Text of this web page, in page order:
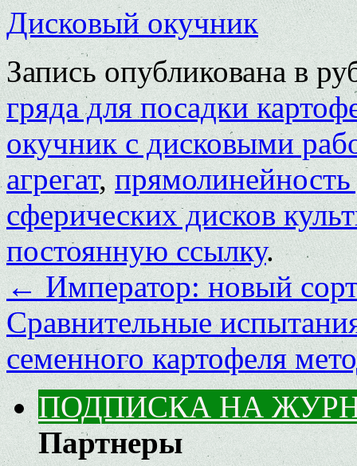
Дисковый окучник
Запись опубликована в
гряда для посадки
окучник с дисковыми
агрегат,
сферических дисков
постоянную ссылку.
←Император: новый
Сравнительные
семенного картофеля
ПОДПИСКА НА
Партнеры